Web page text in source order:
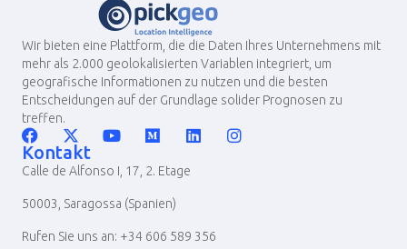
Wir bieten eine Plattform, die die Daten Ihres Unternehmens mit
mehr als 2.000 geolokalisierten Variablen integriert, um
geografische Informationen zu nutzen und die besten
Entscheidungen auf der Grundlage solider Prognosen zu
treffen.
Kontakt
Calle de Alfonso I, 17, 2. Etage
50003, Saragossa (Spanien)
Rufen Sie uns an: +34 606 589 356